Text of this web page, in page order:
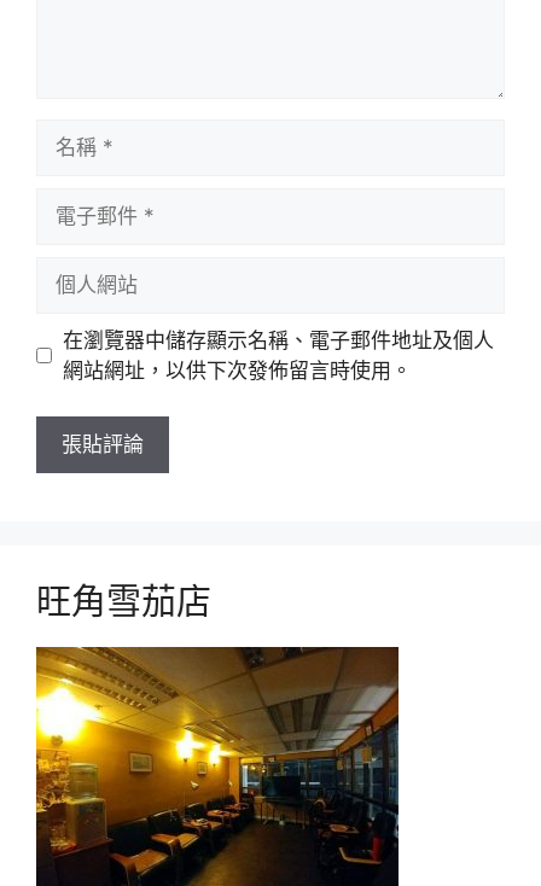
站
在瀏覽器中儲存顯示名稱、電子郵件地址及個人
網站網址，以供下次發佈留言時使用。
旺角雪茄店